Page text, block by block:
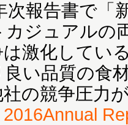
次報告書で「
ジュアルの
激化してい
い品質の食
の競争圧力
2016Annual